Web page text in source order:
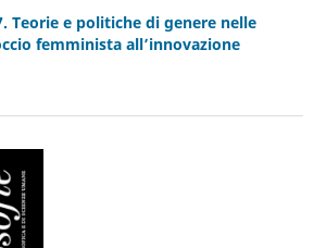
Teorie e politiche di genere nelle
femminista all’innovazione